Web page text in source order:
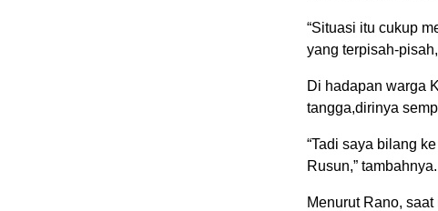
“Situasi itu cukup
yang terpisah-
Di hadapan warga
tangga,dirinya
“Tadi saya bilang
Rusun,” tambahnya.
Menurut Rano,